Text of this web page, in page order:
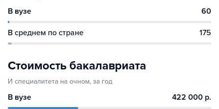
В вузе 60
В среднем по стране 175
Стоимость бакалавриата
И специалитета на очном, за год
В вузе 422 000 р.